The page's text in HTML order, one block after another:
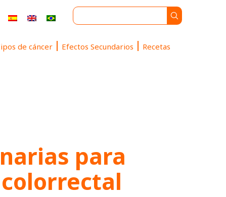
de cáncer Efectos Secundarios Recetas
para